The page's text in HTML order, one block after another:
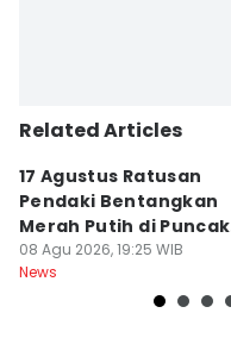
Related Articles
17 Agustus Ratusan
Pendaki Bentangkan
Merah Putih di Puncak
Dempo
08 Agu 2026, 19:25 WIB
News